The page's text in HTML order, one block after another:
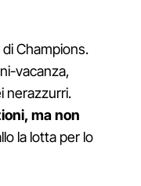
Champions.
vacanza,
nerazzurri.
ma non
la lotta per lo